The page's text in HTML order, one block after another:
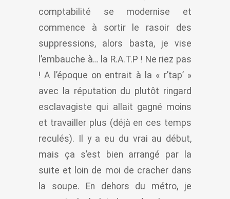
comptabilité se modernise et
commence à sortir le rasoir des
suppressions, alors basta, je vise
l’embauche à… la R.A.T.P ! Ne riez pas
! A l’époque on entrait à la « r’tap’ »
avec la réputation du plutôt ringard
esclavagiste qui allait gagné moins
et travailler plus (déjà en ces temps
reculés). Il y a eu du vrai au début,
mais ça s’est bien arrangé par la
suite et loin de moi de cracher dans
la soupe. En dehors du métro, je